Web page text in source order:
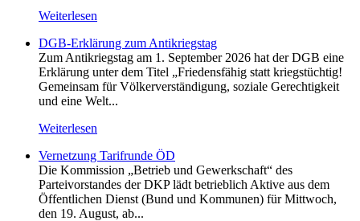
Weiterlesen
DGB-Erklärung zum Antikriegstag
Zum Antikriegstag am 1. September 2026 hat der DGB eine
Erklärung unter dem Titel „Friedensfähig statt kriegstüchtig!
Gemeinsam für Völkerverständigung, soziale Gerechtigkeit
und eine Welt...
Weiterlesen
Vernetzung Tarifrunde ÖD
Die Kommission „Betrieb und Gewerkschaft“ des
Parteivorstandes der DKP lädt betrieblich Aktive aus dem
Öffentlichen Dienst (Bund und Kommunen) für Mittwoch,
den 19. August, ab...